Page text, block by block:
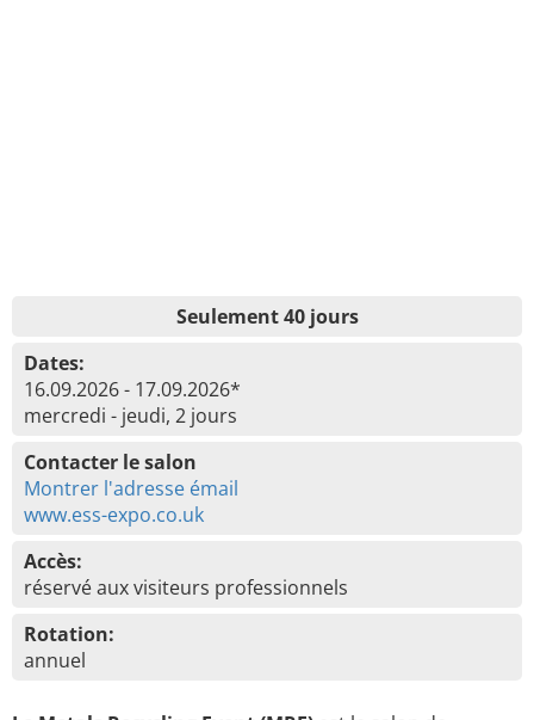
Seulement 40 jours
Dates:
16.09.2026 - 17.09.2026*
mercredi - jeudi, 2 jours
Contacter le salon
Montrer l'adresse émail
www.ess-expo.co.uk
Accès:
réservé aux visiteurs professionnels
Rotation:
annuel